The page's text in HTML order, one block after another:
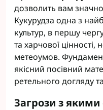
дозволить вам
Кукурудза одна з
культур, в першу
та харчової цінності,
метеоумов.
якісний посівний
ретельного догляду
Загрози з якими